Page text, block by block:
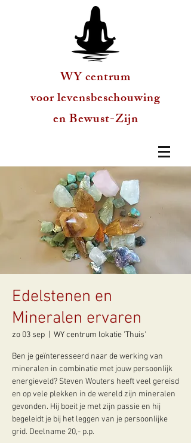
WY centrum
voor levensbeschouwing
en Bewust-Zijn
Edelstenen en
Mineralen ervaren
zo 03 sep WY centrum lokatie 'Thuis'
Ben je geïnteresseerd naar de werking van
mineralen in combinatie met jouw persoonlijk
energieveld? Steven Wouters heeft veel gereisd
en op vele plekken in de wereld zijn mineralen
gevonden. Hij boeit je met zijn passie en hij
begeleidt je bij het leggen van je persoonlijke
grid. Deelname 20,- p.p.